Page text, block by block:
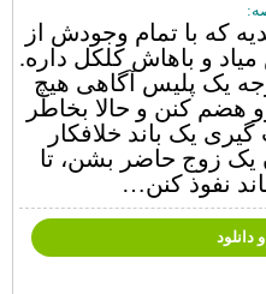
که با تمام وجودش از
و باهاش کلکل داره.
یک پلیس آگاهی هیچ
هضم کنن و حالا بخاطر
یک باند خلافکار
یک زوج حاضر بشن، تا
نفوذ کنن…
دانلود